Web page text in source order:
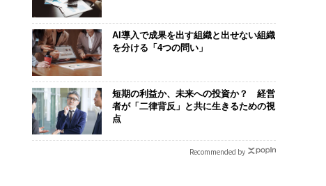
AI導入で成果を出す組織と出せない組織
を分ける「4つの問い」
短期の利益か、未来への投資か？ 経営
者が「二律背反」と共に生きるための視
点
Recommended by